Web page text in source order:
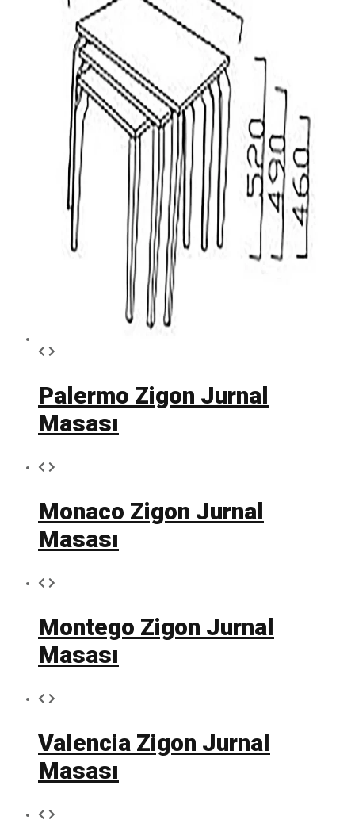
Palermo Zigon Jurnal
Masası
Monaco Zigon Jurnal
Masası
Montego Zigon Jurnal
Masası
Valencia Zigon Jurnal
Masası